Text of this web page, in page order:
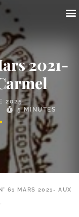
2021-
2025
5 MINUTES
61 MARS 2021- AUX